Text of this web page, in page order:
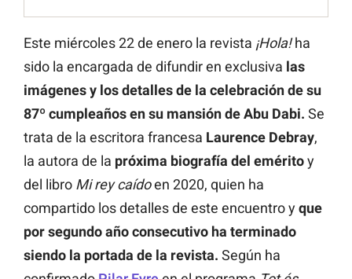
Este miércoles 22 de enero la revista ¡Hola!ha
sido la encargada de difundir en exclusiva las
imágenes y los detalles de la celebración de su
87º cumpleaños en su mansión de Abu Dabi. Se
trata de la escritora francesa Laurence Debray,
la autora de la próxima biografía del eméritoy
del libro Mi rey caídoen 2020, quien ha
compartido los detalles de este encuentro y que
por segundo año consecutivo ha terminado
siendo la portada de la revista. Según ha